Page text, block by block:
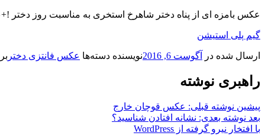
عکس بامزه ای از پناه دختر شاهرخ استخری به مناسبت روز دختر
گیم پلی استیشن
ارسال شده در آگوست 6, 2016 نویسنده دسته‌ها عکس فانتزی دختر
راهبری نوشته
پیشین نوشته قبلی: عکس قوچان خارج
بعد نوشته بعدی: نشانه افتادن شناسید؟
با افتخار نیرو گرفته از WordPress